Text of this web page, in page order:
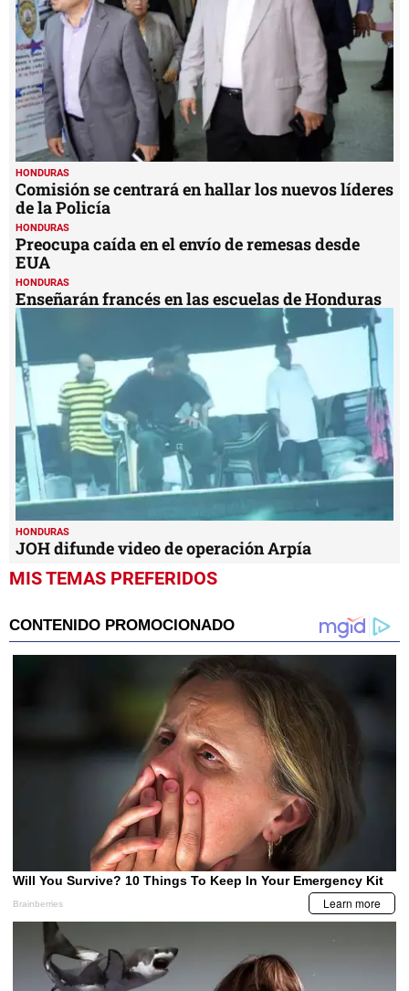
HONDURAS
Comisión se centrará en hallar los nuevos líderes
de la Policía
HONDURAS
Preocupa caída en el envío de remesas desde
EUA
HONDURAS
Enseñarán francés en las escuelas de Honduras
HONDURAS
JOH difunde video de operación Arpía
MIS TEMAS PREFERIDOS